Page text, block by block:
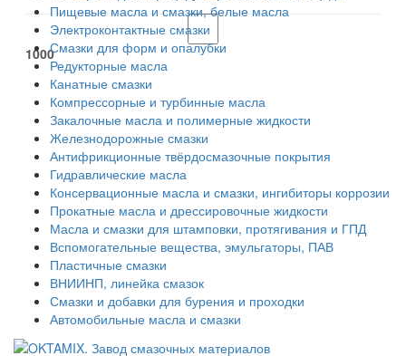
1000
Пищевые масла и смазки, белые масла
Электроконтактные смазки
Смазки для форм и опалубки
Редукторные масла
Канатные смазки
Компрессорные и турбинные масла
Закалочные масла и полимерные жидкости
Железнодорожные смазки
Антифрикционные твёрдосмазочные покрытия
Гидравлические масла
Консервационные масла и смазки, ингибиторы коррозии
Прокатные масла и дрессировочные жидкости
Масла и смазки для штамповки, протягивания и ГПД
Вспомогательные вещества, эмульгаторы, ПАВ
Пластичные смазки
ВНИИНП, линейка смазок
Смазки и добавки для бурения и проходки
Автомобильные масла и смазки